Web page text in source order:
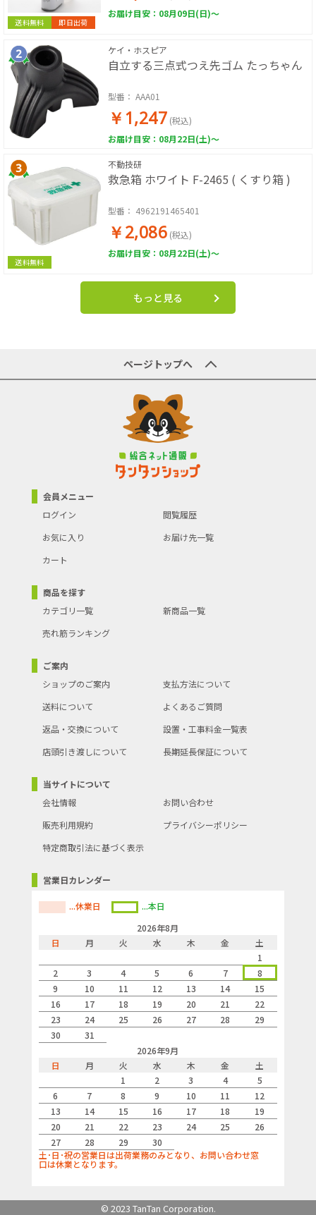
送料無料 即日出荷
お届け目安：08月09日(日)～
ケイ・ホスピア
自立する三点式つえ先ゴム たっちゃん
型番： AAA01
￥1,247 (税込)
お届け目安：08月22日(土)～
送料無料
不動技研
救急箱 ホワイト F-2465 ( くすり箱 )
型番： 4962191465401
￥2,086 (税込)
お届け目安：08月22日(土)～
もっと見る
ページトップへ
会員メニュー
ログイン
閲覧履歴
お気に入り
お届け先一覧
カート
商品を探す
カテゴリ一覧
新商品一覧
売れ筋ランキング
ご案内
ショップのご案内
支払方法について
送料について
よくあるご質問
返品・交換について
設置・工事料金一覧表
店頭引き渡しについて
長期延長保証について
当サイトについて
会社情報
お問い合わせ
販売利用規約
プライバシーポリシー
特定商取引法に基づく表示
営業日カレンダー
...休業日
...本日
2026年8月
日
月 火 水 木 金
土
1
2
3 4 5 6 7
8
9
10 11 12 13 14
15
16
17 18 19 20 21
22
23
24 25 26 27 28
29
30
31
2026年9月
日
月 火 水 木 金
土
1
2 3 4
5
6
7 8 9 10 11
12
13
14 15 16 17 18
19
20
21 22 23 24 25
26
27
28 29
30
土･日･祝の営業日は出荷業務のみとなり、お問い合わせ窓
口は休業となります。
© 2023 TanTan Corporation.